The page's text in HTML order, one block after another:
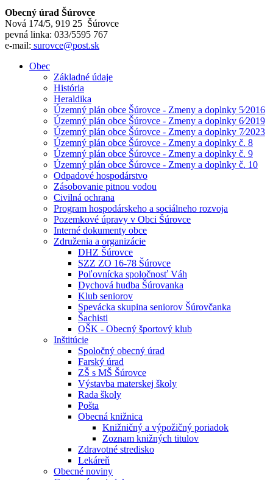
Obecný úrad Šúrovce
Nová 174/5, 919 25 Šúrovce
pevná linka: 033/5595 767
e-mail: surovce@post.sk
Obec
Základné údaje
História
Heraldika
Územný plán obce Šúrovce - Zmeny a doplnky 5⁄2016
Územný plán obce Šúrovce - Zmeny a doplnky 6⁄2019
Územný plán obce Šúrovce - Zmeny a doplnky 7⁄2023
Územný plán obce Šúrovce - Zmeny a doplnky č. 8
Územný plán obce Šúrovce - Zmeny a doplnky č. 9
Územný plán obce Šúrovce - Zmeny a doplnky č. 10
Odpadové hospodárstvo
Zásobovanie pitnou vodou
Civilná ochrana
Program hospodárskeho a sociálneho rozvoja
Pozemkové úpravy v Obci Šúrovce
Interné dokumenty obce
Združenia a organizácie
DHZ Šúrovce
SZZ ZO 16-78 Šúrovce
Poľovnícka spoločnosť Váh
Dychová hudba Šúrovanka
Klub seniorov
Spevácka skupina seniorov Šúrovčanka
Šachisti
OŠK - Obecný športový klub
Inštitúcie
Spoločný obecný úrad
Farský úrad
ZŠ s MŠ Šúrovce
Výstavba materskej školy
Rada školy
Pošta
Obecná knižnica
Knižničný a výpožičný poriadok
Zoznam knižných titulov
Zdravotné stredisko
Lekáreň
Obecné noviny